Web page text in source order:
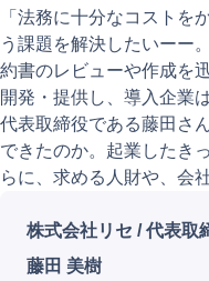
「法務に十分なコストを
う課題を解決したいーー
約書のレビューや作成を
開発・提供し、導入企業
代表取締役である藤田さ
できたのか。起業したき
らに、求める人財や、会
株式会社リセ / 代表取
藤田 美樹